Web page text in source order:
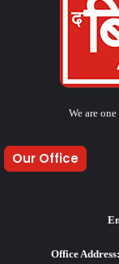
We are
Our Office
Office Address: